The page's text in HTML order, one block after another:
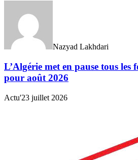
Nazyad Lakhdari
L’Algérie met en pause tous les
pour août 2026
Actu'23 juillet 2026